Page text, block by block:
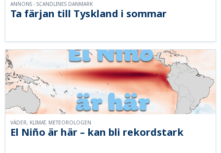
Ta färjan till Tyskland i sommar
ANNONS - SCANDLINES DANMARK
El Niño är här – kan bli rekordstark
VÄDER, KLIMAT, METEOROLOGEN